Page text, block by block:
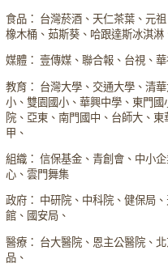
食品： 台灣菸酒、天仁茶葉、元
橡木桶、茹斯葵、哈跟達斯冰淇淋
媒體： 壹傳媒、聯合報、台視、
教育： 台灣大學、交通大學、清
小、雙園國小、華興中學、東門
院、亞東、南門國中、台師大、
甲、
組織： 信保基金、青創會、中小
心、雲門舞集
政府： 中研院、中科院、健保局
館、國安局、
醫療： 台大醫院、恩主公醫院、
品、